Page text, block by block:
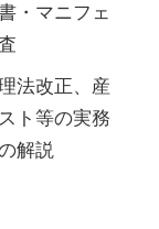
・マニフェ
法改正、産
ト等の実務
解説